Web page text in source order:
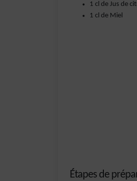
1 cl de Jus de
1 cl de Miel
Étapes de